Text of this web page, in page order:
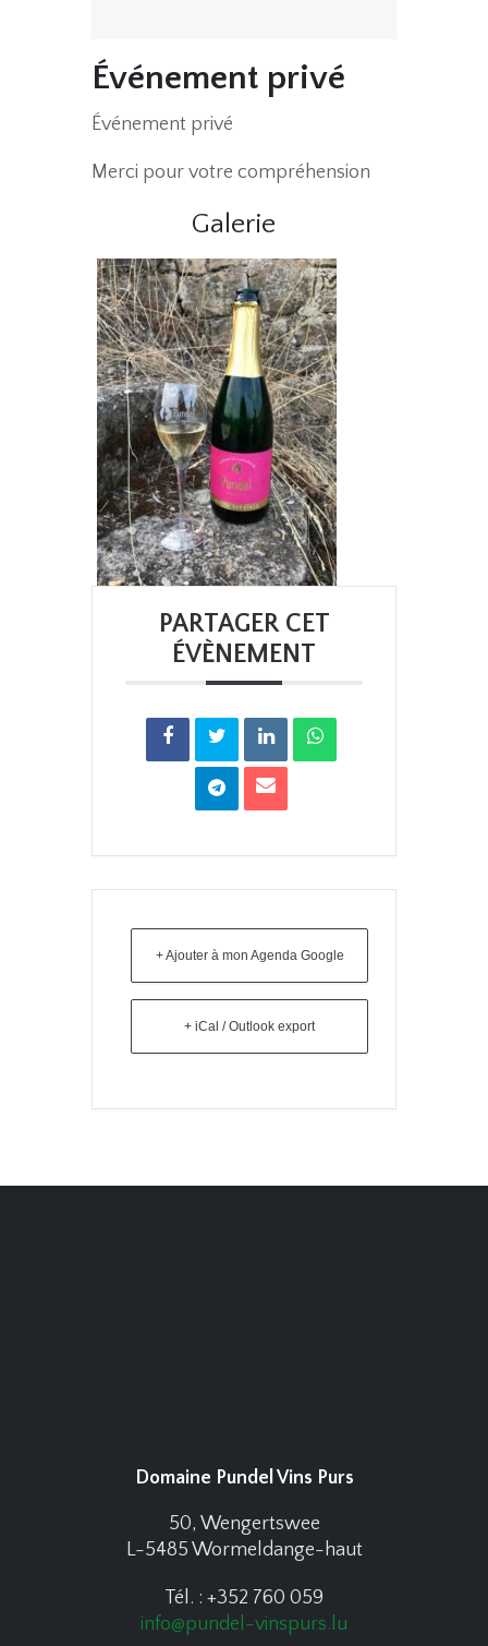
Événement privé
Événement privé
Merci pour votre compréhension
Galerie
PARTAGER CET
ÉVÈNEMENT
+ Ajouter à mon Agenda Google
+ iCal / Outlook export
Domaine Pundel Vins Purs
50, Wengertswee
L-5485 Wormeldange-haut
Tél. : +352 760 059
info@pundel-vinspurs.lu